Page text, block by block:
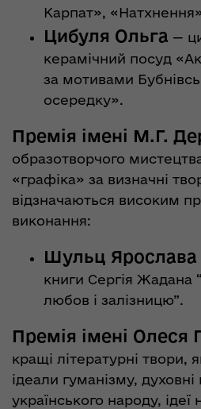
Карпат»,
Цибуля Ольга —
керамічний посуд
за мотивами
осередку».
Премія імені М.Г.
образотворчого
«графіка» за визначні
відзначаються високим
виконання:
Шульц Ярослава
книги Сергія Жадана
любов і залізницю”.
Премія імені Олеся
кращі літературні твори,
ідеали гуманізму, духовні
українського народу, ідеї